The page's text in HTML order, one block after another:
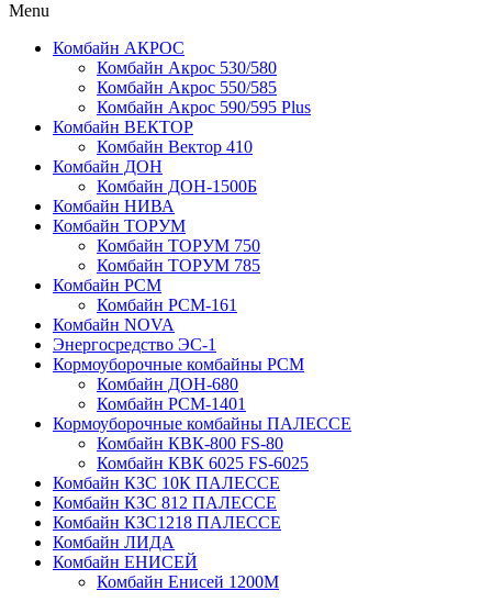
Menu
Комбайн АКРОС
Комбайн Акрос 530/580
Комбайн Акрос 550/585
Комбайн Акрос 590/595 Plus
Комбайн ВЕКТОР
Комбайн Вектор 410
Комбайн ДОН
Комбайн ДОН-1500Б
Комбайн НИВА
Комбайн ТОРУМ
Комбайн ТОРУМ 750
Комбайн ТОРУМ 785
Комбайн РСМ
Комбайн РСМ-161
Комбайн NOVA
Энергосредство ЭС-1
Кормоуборочные комбайны РСМ
Комбайн ДОН-680
Комбайн РСМ-1401
Кормоуборочные комбайны ПАЛЕССЕ
Комбайн КВК-800 FS-80
Комбайн КВК 6025 FS-6025
Комбайн КЗС 10К ПАЛЕССЕ
Комбайн КЗС 812 ПАЛЕССЕ
Комбайн КЗС1218 ПАЛЕССЕ
Комбайн ЛИДА
Комбайн ЕНИСЕЙ
Комбайн Енисей 1200М